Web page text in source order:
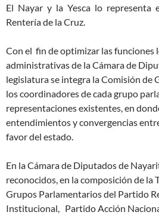
El Nayar y la Yesca lo representa
Rentería de la Cruz.
Con el fin de optimizar las funciones
administrativas de la Cámara de
legislatura se integra la Comisión de
los coordinadores de cada grupo
representaciones existentes, en
entendimientos y convergencias
favor del estado.
En la Cámara de Diputados de
reconocidos, en la composición de la
Grupos Parlamentarios del Partido
Institucional, Partido Acción